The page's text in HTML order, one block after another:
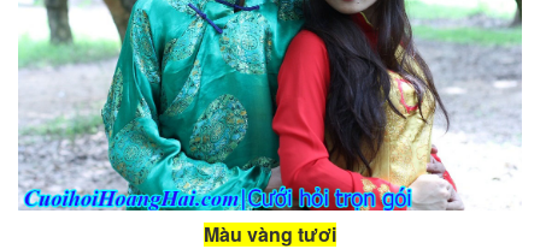
Màu vàng tươi